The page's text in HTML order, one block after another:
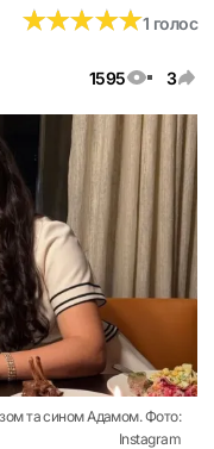
1595 3
★★★★★
★★★★★1 голос
та сином Адамом. Фото:
Instagram